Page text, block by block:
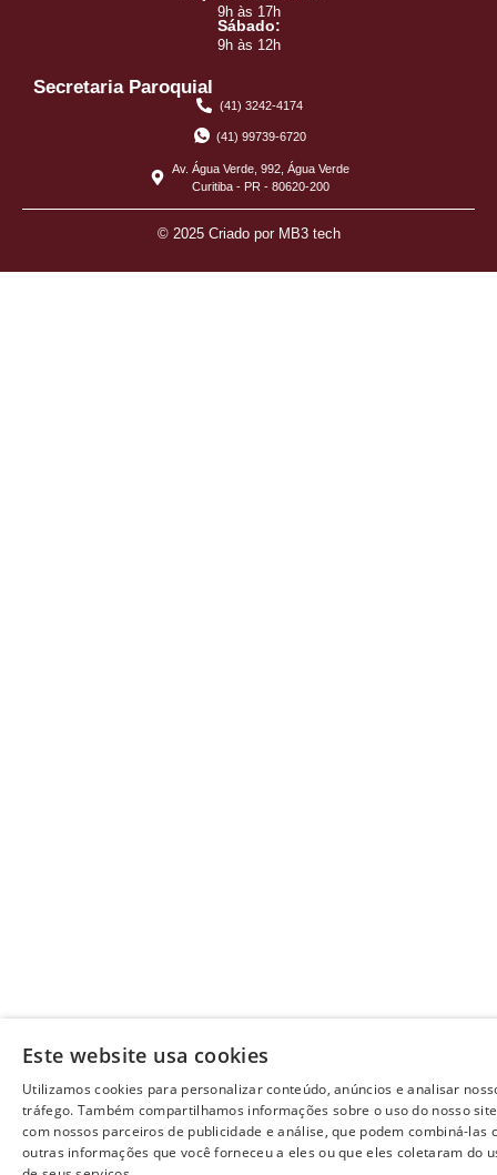
9h às 17h
Sábado:
9h às 12h
Secretaria Paroquial
(41) 3242-4174
(41) 99739-6720
Av. Água Verde, 992, Água Verde
Curitiba - PR - 80620-200
© 2025 Criado por MB3 tech
Este website usa cookies
Utilizamos cookies para personalizar conteúdo, anúncios e analisar
tráfego. Também compartilhamos informações sobre o uso do nosso site
com nossos parceiros de publicidade e análise, que podem combiná-las
outras informações que você forneceu a eles ou que eles coletaram do